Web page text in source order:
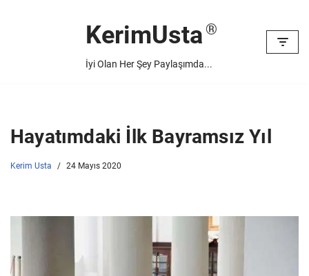
KerimUsta
İyi Olan Her Şey Paylaşımda...
Hayatımdaki İlk Bayramsız Yıl
Kerim Usta 24 Mayıs 2020